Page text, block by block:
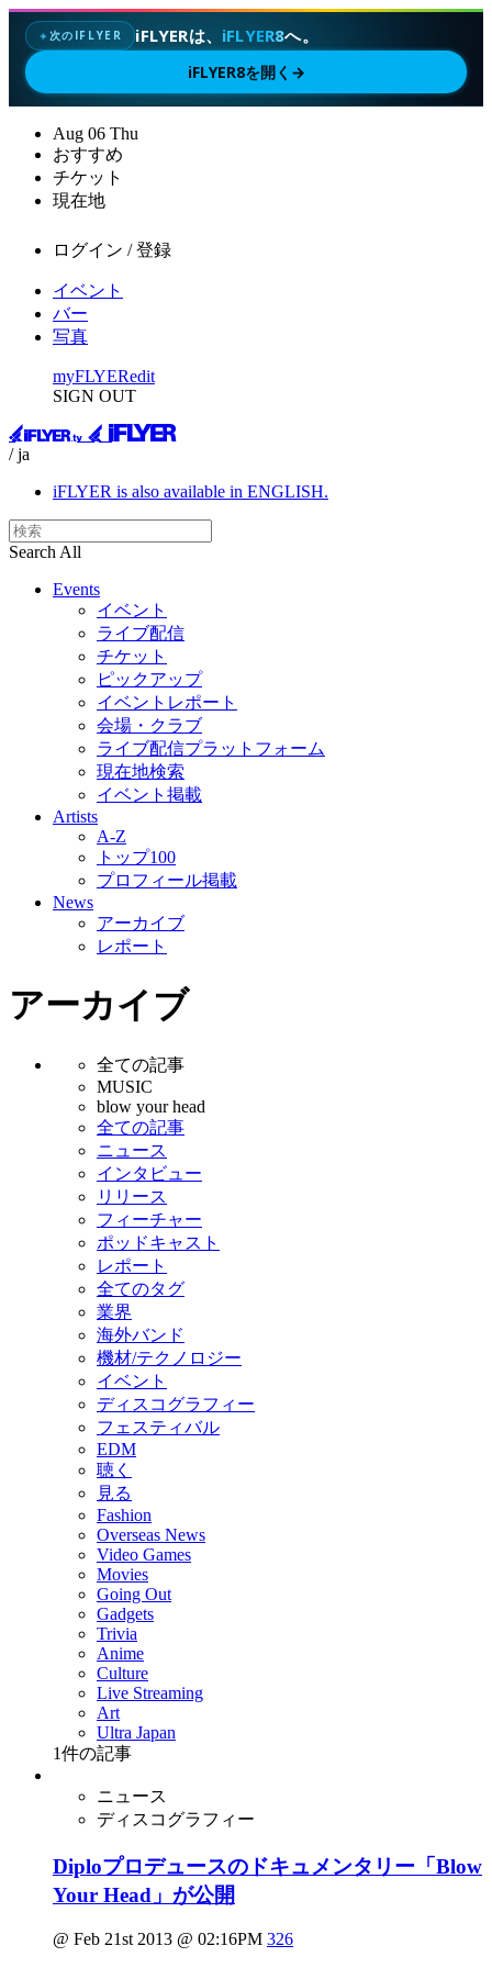
✦次のIFLYER iFLYERは、 iFLYER8へ。
iFLYER8を開く →
Aug 06 Thu
おすすめ
チケット
現在地
ログイン / 登録
イベント
バー
写真
myFLYERedit
SIGN OUT
/ ja
iFLYER is also available in ENGLISH.
Search All
Events
イベント
ライブ配信
チケット
ピックアップ
イベントレポート
会場・クラブ
ライブ配信プラットフォーム
現在地検索
イベント掲載
Artists
A-Z
トップ100
プロフィール掲載
News
アーカイブ
レポート
アーカイブ
全ての記事
MUSIC
blow your head
全ての記事
ニュース
インタビュー
リリース
フィーチャー
ポッドキャスト
レポート
全てのタグ
業界
海外バンド
機材/テクノロジー
イベント
ディスコグラフィー
フェスティバル
EDM
聴く
見る
Fashion
Overseas News
Video Games
Movies
Going Out
Gadgets
Trivia
Anime
Culture
Live Streaming
Art
Ultra Japan
1件の記事
ニュース
ディスコグラフィー
Diploプロデュースのドキュメンタリー「Blow
Your Head」が公開
@ Feb 21st 2013 @ 02:16PM 326